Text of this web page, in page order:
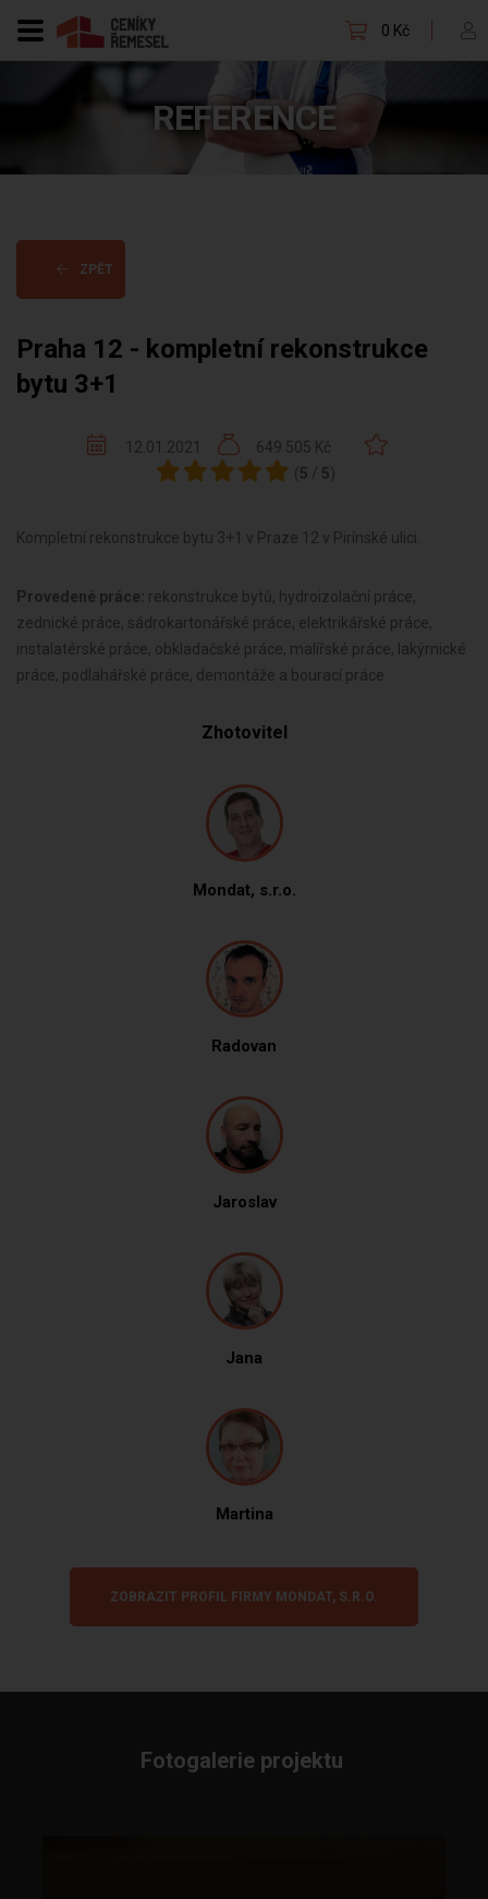
0 Kč
REFERENCE
ZPĚT
Praha 12 - kompletní rekonstrukce
bytu 3+1
12.01.2021
649 505 Kč
( 5 / 5)
Kompletní rekonstrukce bytu 3+1 v Praze 12 v Pirínské ulici.
Provedené práce: rekonstrukce bytů, hydroizolační práce,
zednické práce, sádrokartonářské práce, elektrikářské práce,
instalatérské práce, obkladačské práce, malířské práce, lakýrnické
práce, podlahářské práce, demontáže a bourací práce
Zhotovitel
Mondat, s.r.o.
Radovan
Jaroslav
Jana
Martina
ZOBRAZIT PROFIL FIRMY MONDAT, S.R.O.
Fotogalerie projektu